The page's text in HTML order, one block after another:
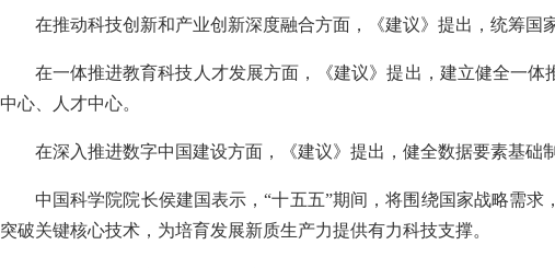
在推动科技创新和产业创新深度融合方面，《建议》提出，统筹国
在一体推进教育科技人才发展方面，《建议》提出，建立健全一
中心、人才中心。
在深入推进数字中国建设方面，《建议》提出，健全数据要素基础
中国科学院院长侯建国表示，“十五五”期间，将围绕国家战略需
突破关键核心技术，为培育发展新质生产力提供有力科技支撑。